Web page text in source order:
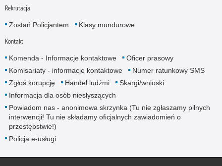
Rekrutacja
Zostań Policjantem Klasy mundurowe
Kontakt
Komenda - Informacje kontaktowe
Oficer prasowy
Komisariaty - informacje kontaktowe
Numer ratunkowy SMS
Zgłoś korupcję
Handel ludźmi
Skargi/wnioski
Informacja dla osób niesłyszących
Powiadom nas - anonimowa skrzynka (Tu nie zgłaszamy pilnych
interwencji! Tu nie składamy oficjalnych zawiadomień o
przestępstwie!)
Policja e-usługi